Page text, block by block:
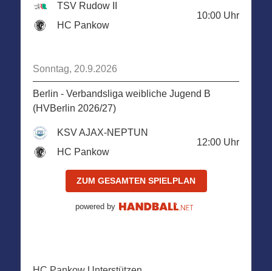
TSV Rudow II
HC Pankow
10:00 Uhr
Sonntag, 20.9.2026
Berlin - Verbandsliga weibliche Jugend B
(HVBerlin 2026/27)
KSV AJAX-NEPTUN
HC Pankow
12:00 Uhr
ZUM GESAMTEN SPIELPLAN
powered by